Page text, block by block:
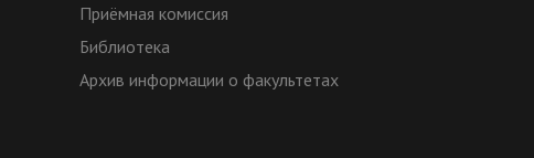
Приёмная комиссия
Библиотека
Архив информации о факультетах